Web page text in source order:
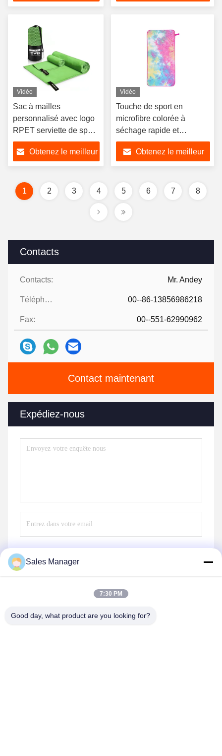
Contacts
Contacts: Mr. Andey
Téléphone: 00--86-13856986218
Fax: 00--551-62990962
Contact maintenant
Expédiez-nous
Vidéo
Sac à mailles
personnalisé avec logo
RPET serviette de sport
en microfibre portable
Obtenez le meilleur
Vidéo
Touche de sport en
microfibre colorée à
séchage rapide et
personnalisée
Obtenez le meilleur
1 2 3 4 5 6 7 8
Sales Manager
7:30 PM
Good day, what product are you looking for?